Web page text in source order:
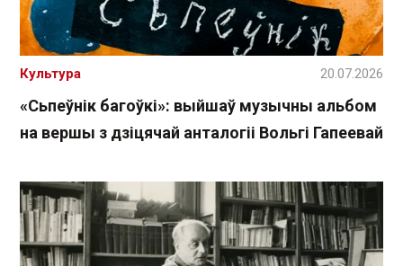
«Сьпеўнік багоўкі»: выйшаў музычны альбом
на вершы з дзіцячай анталогіі Вольгі Гапеевай
Культура 20.07.2026